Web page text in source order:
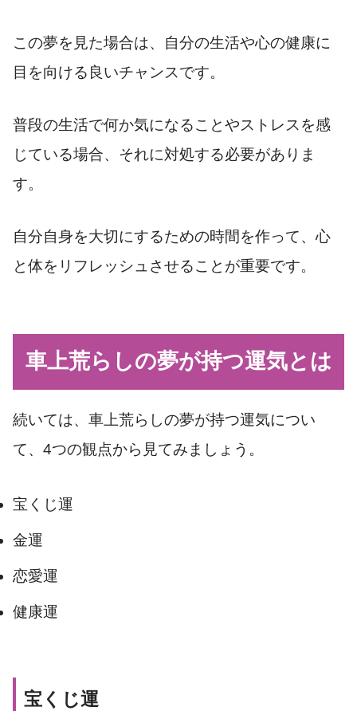
この夢を見た場合は、自分の生活や心の健康に
目を向ける良いチャンスです。
普段の生活で何か気になることやストレスを感
じている場合、それに対処する必要がありま
す。
自分自身を大切にするための時間を作って、心
と体をリフレッシュさせることが重要です。
車上荒らしの夢が持つ運気とは
続いては、車上荒らしの夢が持つ運気につい
て、4つの観点から見てみましょう。
宝くじ運
金運
恋愛運
健康運
宝くじ運